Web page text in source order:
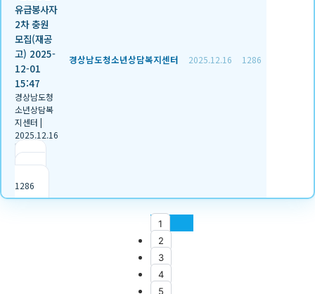
유급봉사자
2차 충원
모집(재공
고) 2025-
12-01
15:47
경상남도청
소년상담복
지센터 |
2025.12.16
|
1286
경상남도청소년상담복지센터 2025.12.16 1286
1
2
3
4
5